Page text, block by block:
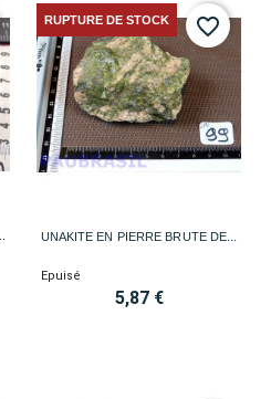
UNAKITE EN PIERRE BRUTE DE...
Epuisé
5,87 €
RUPTURE DE STOCK favorite_border